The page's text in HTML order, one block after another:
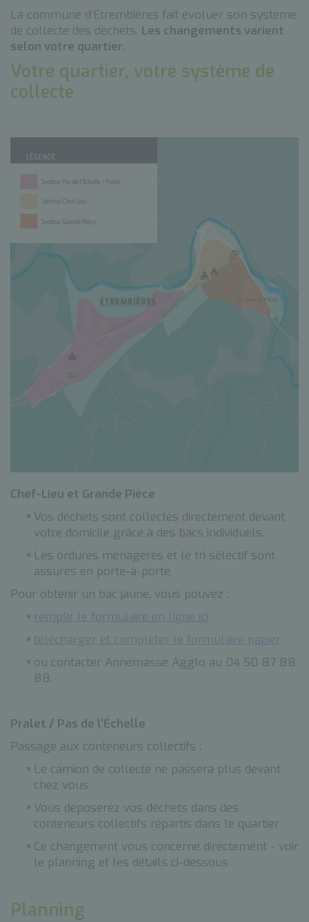
La commune d'Etrembières fait évoluer son système
de collecte des déchets. Les changements varient
selon votre quartier.
Votre quartier, votre système de
collecte
Chef-Lieu et Grande Pièce
Vos déchets sont collectés directement devant
votre domicile grâce à des bacs individuels.
Les ordures ménagères et le tri sélectif sont
assurés en porte-à-porte.
Pour obtenir un bac jaune, vous pouvez :
remplir le formulaire en ligne ici
télécharger et compléter le formulaire papier
ou contacter Annemasse Agglo au 04 50 87 88
88.
Pralet / Pas de l'Échelle
Passage aux conteneurs collectifs :
Le camion de collecte ne passera plus devant
chez vous
Vous déposerez vos déchets dans des
conteneurs collectifs répartis dans le quartier
Ce changement vous concerne directement - voir
le planning et les détails ci-dessous
Planning